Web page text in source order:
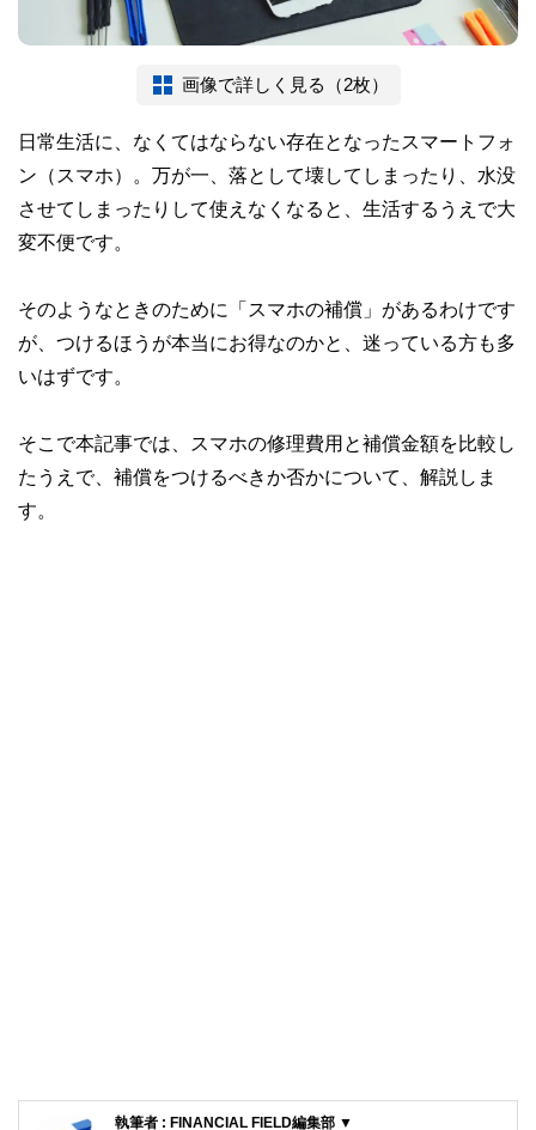
画像で詳しく見る（2枚）
日常生活に、なくてはならない存在となったスマートフォ
ン（スマホ）。万が一、落として壊してしまったり、水没
させてしまったりして使えなくなると、生活するうえで大
変不便です。
そのようなときのために「スマホの補償」があるわけです
が、つけるほうが本当にお得なのかと、迷っている方も多
いはずです。
そこで本記事では、スマホの修理費用と補償金額を比較し
たうえで、補償をつけるべきか否かについて、解説しま
す。
執筆者 : FINANCIAL FIELD編集部 ▼